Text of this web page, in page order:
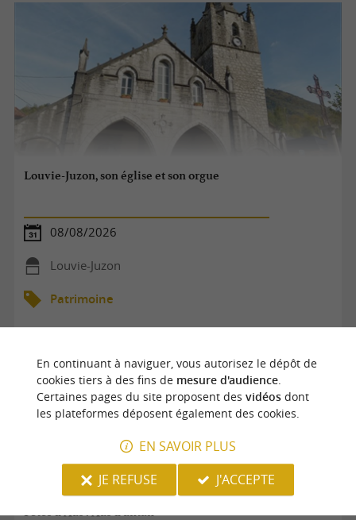
Louvie-Juzon, son église et son orgue
08/08/2026
Louvie-Juzon
Patrimoine
Fêtes d'Aas : Aas d'antan
En continuant à naviguer, vous autorisez le dépôt de
cookies tiers à des fins de mesure d'audience.
Certaines pages du site proposent des vidéosdont
les plateformes déposent également des cookies.
EN SAVOIR PLUS
JE REFUSE
J'ACCEPTE